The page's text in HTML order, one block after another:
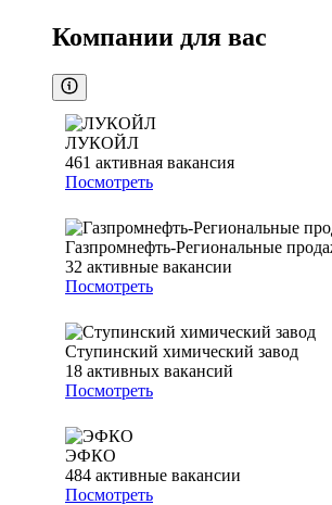
Компании для вас
ЛУКОЙЛ
461 активная вакансия
Посмотреть
Газпромнефть-Региональные
32 активные вакансии
Посмотреть
Ступинский химический завод
18 активных вакансий
Посмотреть
ЭФКО
484 активные вакансии
Посмотреть